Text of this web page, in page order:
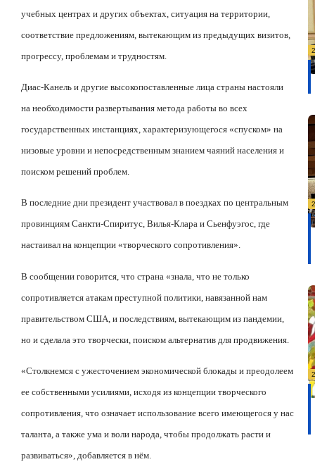
учебных центрах и других объектах, ситуация на территории,
соответствие предложениям, вытекающим из предыдущих визитов,
прогрессу, проблемам и трудностям.
Диас-Канель и другие высокопоставленные лица страны настояли
на необходимости развертывания метода работы во всех
государственных инстанциях, характеризующегося «спуском» на
низовые уровни и непосредственным знанием чаяний населения и
поиском решений проблем.
В последние дни президент участвовал в поездках по центральным
провинциям Санкти-Спиритус, Вилья-Клара и Сьенфуэгос, где
настаивал на концепции «творческого сопротивления».
В сообщении говорится, что страна «знала, что не только
сопротивляется атакам преступной политики, навязанной нам
правительством США, и последствиям, вытекающим из пандемии,
но и сделала это творчески, поиском альтернатив для продвижения.
«Столкнемся с ужесточением экономической блокады и преодолеем
ее собственными усилиями, исходя из концепции творческого
сопротивления, что означает использование всего имеющегося у нас
таланта, а также ума и воли народа, чтобы продолжать расти и
развиваться», добавляется в нём.